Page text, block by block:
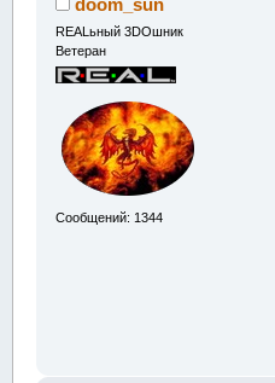
REALьный 3DOшник
Ветеран
Сообщений: 1344